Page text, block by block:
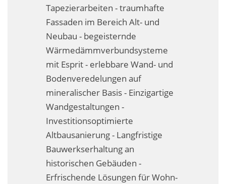
Arbeitsbühne mieten
Heyse Lifestyle
Kontakt
Navigation schließen
Tapezierarbeiten - traumhafte
Fassaden im Bereich Alt- und
Neubau - begeisternde
Wärmedämmverbundsysteme
mit Esprit - erlebbare Wand- und
Bodenveredelungen auf
mineralischer Basis - Einzigartige
Wandgestaltungen -
Investitionsoptimierte
Altbausanierung - Langfristige
Bauwerkserhaltung an
historischen Gebäuden -
Erfrischende Lösungen für Wohn-